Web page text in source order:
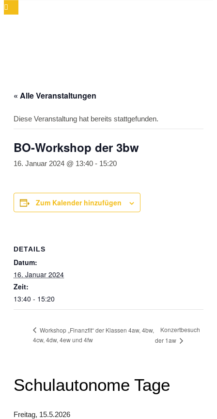
« Alle Veranstaltungen
Diese Veranstaltung hat bereits stattgefunden.
BO-Workshop der 3bw
16. Januar 2024 @ 13:40 - 15:20
Zum Kalender hinzufügen
DETAILS
Datum:
16. Januar 2024
Zeit:
13:40 - 15:20
Workshop „Finanzfit“ der Klassen 4aw, 4bw,
4cw, 4dw, 4ew und 4fw
Konzertbesuch
der 1aw
Schulautonome Tage
Freitag, 15.5.2026